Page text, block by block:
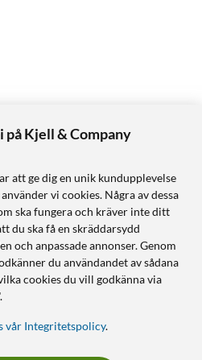
på Kjell & Company
att ge dig en unik kundupplevelse
vi cookies. Några av dessa
ska fungera och kräver inte ditt
du ska få en skräddarsydd
och anpassade annonser. Genom
du användandet av sådana
cookies du vill godkänna via
vår Integritetspolicy.